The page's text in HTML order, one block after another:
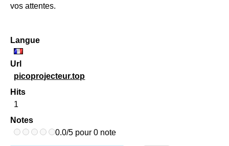
vos attentes.
Langue
Url
picoprojecteur.top
Hits
1
Notes
0.0/5 pour 0 note